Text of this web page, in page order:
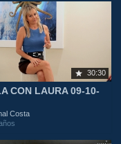
30:30
CON LAURA 09-10-
Costa